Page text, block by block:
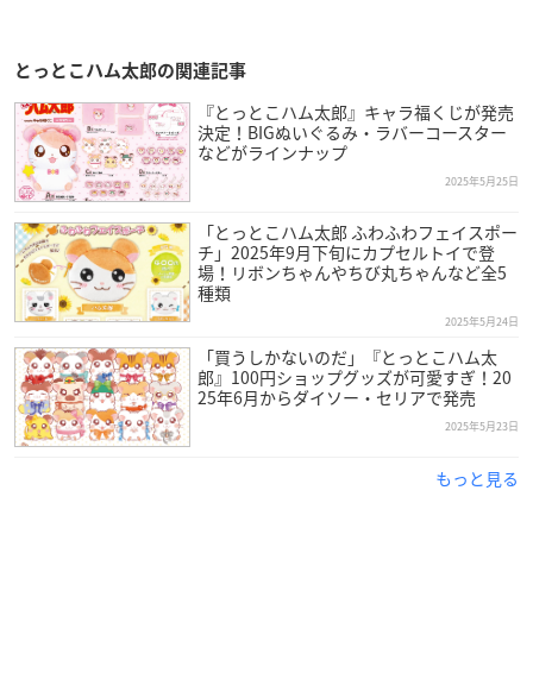
とっとこハム太郎の関連記事
『とっとこハム太郎』キャラ福くじが発売
決定！BIGぬいぐるみ・ラバーコースター
などがラインナップ
2025年5月25日
「とっとこハム太郎 ふわふわフェイスポー
チ」2025年9月下旬にカプセルトイで登
場！リボンちゃんやちび丸ちゃんなど全5
種類
2025年5月24日
「買うしかないのだ」『とっとこハム太
郎』100円ショップグッズが可愛すぎ！20
25年6月からダイソー・セリアで発売
2025年5月23日
もっと見る